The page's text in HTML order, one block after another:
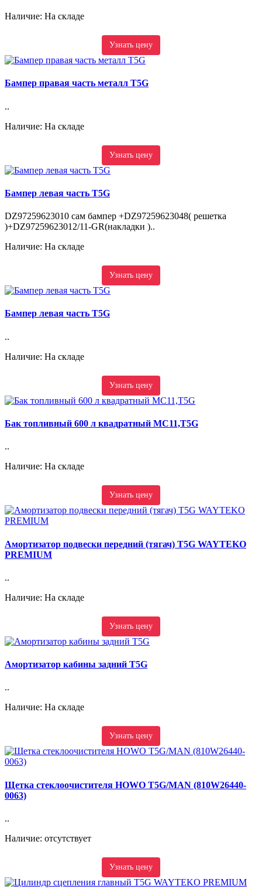
Наличие: На складе
Узнать цену
Бампер правая часть металл T5G
..
Наличие: На складе
Узнать цену
Бампер левая часть T5G
DZ97259623010 сам бампер +DZ97259623048( решетка
)+DZ97259623012/11-GR(накладки )..
Наличие: На складе
Узнать цену
Бампер левая часть T5G
..
Наличие: На складе
Узнать цену
Бак топливный 600 л квадратный MC11,T5G
..
Наличие: На складе
Узнать цену
Амортизатор подвески передний (тягач) T5G WAYTEKO
PREMIUM
..
Наличие: На складе
Узнать цену
Амортизатор кабины задний T5G
..
Наличие: На складе
Узнать цену
Щетка стеклоочистителя HOWO T5G/MAN (810W26440-
0063)
..
Наличие: отсутствует
Узнать цену